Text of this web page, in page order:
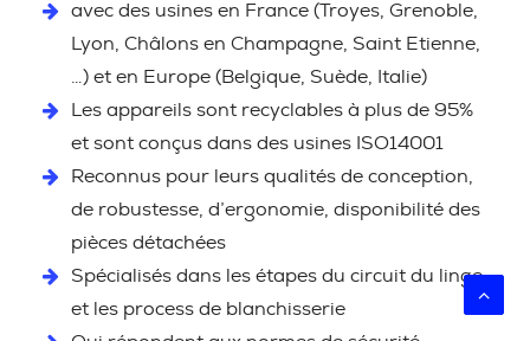
avec des usines en France (Troyes, Grenoble,
Lyon, Châlons en Champagne, Saint Etienne,
…) et en Europe (Belgique, Suède, Italie)
Les appareils sont recyclables à plus de 95%
et sont conçus dans des usines ISO14001
Reconnus pour leurs qualités de conception,
de robustesse, d’ergonomie, disponibilité des
pièces détachées
Spécialisés dans les étapes du circuit du linge
et les process de blanchisserie